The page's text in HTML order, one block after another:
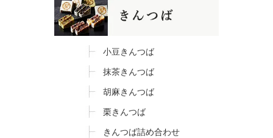
小豆きんつば
抹茶きんつば
胡麻きんつば
栗きんつば
きんつば詰め合わせ